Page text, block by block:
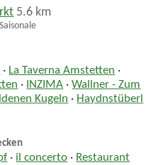
5.6 km
· La Taverna Amstetten ·
· INZIMA ·Wallner - Zum
Kugeln · Haydnstüberl
· il concerto · Restaurant